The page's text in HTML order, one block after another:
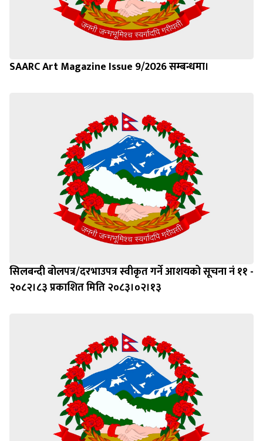
SAARC Art Magazine Issue 9/2026 सम्बन्धमा।
सिलबन्दी बोलपत्र/दरभाउपत्र स्वीकृत गर्ने आशयको सूचना नं ११ -
२०८२।८३ प्रकाशित मिति २०८३।०२।१३